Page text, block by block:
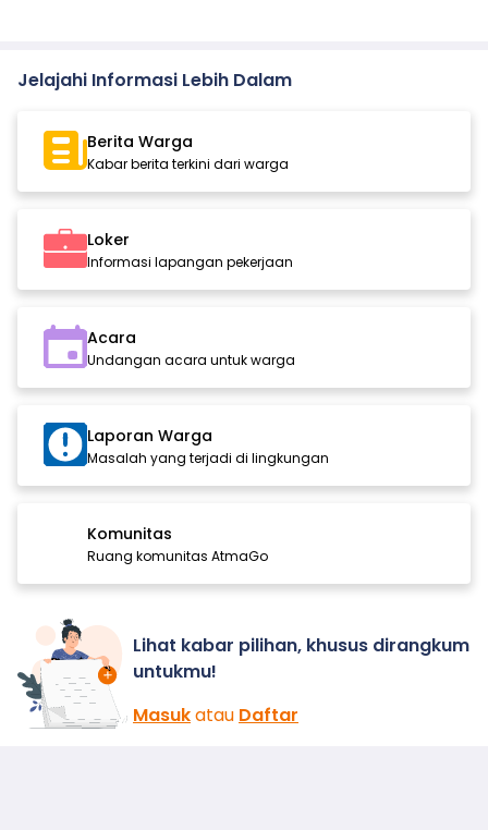
Jelajahi Informasi Lebih Dalam
Berita Warga
Kabar berita terkini dari warga
Loker
Informasi lapangan pekerjaan
Acara
Undangan acara untuk warga
Laporan Warga
Masalah yang terjadi di lingkungan
Komunitas
Ruang komunitas AtmaGo
Lihat kabar pilihan, khusus dirangkum
untukmu!
Masukatau Daftar